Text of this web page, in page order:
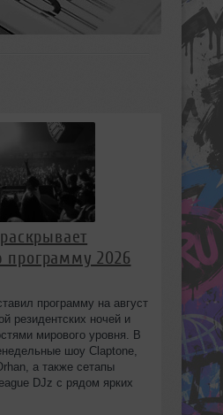
программу 2026
программу на август
резидентских ночей и
мирового уровня. В
шоу Claptone,
а также сетапы
DJz с рядом ярких